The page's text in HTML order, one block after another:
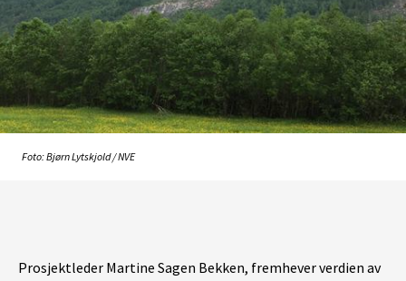
Foto: Bjørn Lytskjold / NVE
Prosjektleder Martine Sagen Bekken, fremhever verdien av